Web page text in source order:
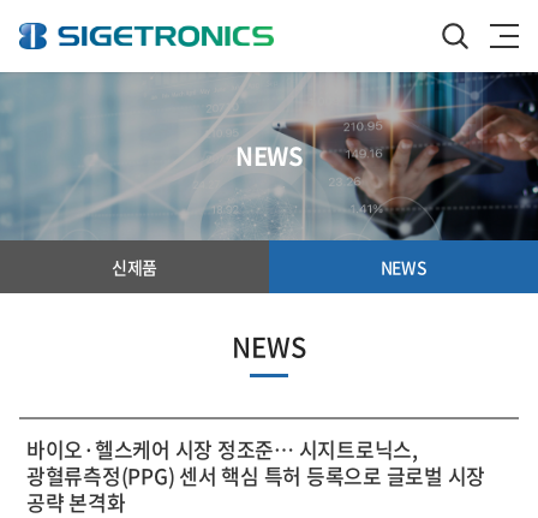
NEWS
신제품 NEWS
NEWS
바이오·헬스케어 시장 정조준… 시지트로닉스,
광혈류측정(PPG) 센서 핵심 특허 등록으로 글로벌 시장
공략 본격화